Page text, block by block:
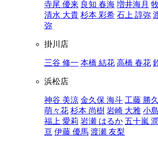
寺尾 優来 良知 春海 増井海月
清水 大貴 杉本 彩希 石上 諄弥
弥
掛川店
三谷 修一 本橋 結花 高橋 春花
浜松店
神谷 美涼 金久保 海斗 工藤 勝久
萌々花 杉本 尚樹 岩崎 大雅 小
福上 愛莉 岩瀬 はるか 五十嵐 潤
亘 伊藤 優馬 渡瀬 友梨